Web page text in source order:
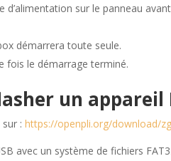
d’alimentation sur le panneau
démarrera toute seule.
fois le démarrage terminé.
un appareil
sur :https://openpli.org/download/
avec un système de fichiers